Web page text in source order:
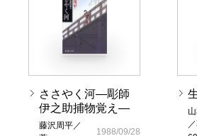
ささやく河―彫師
伊之助捕物覚え―
藤沢周平／
1988/09/28